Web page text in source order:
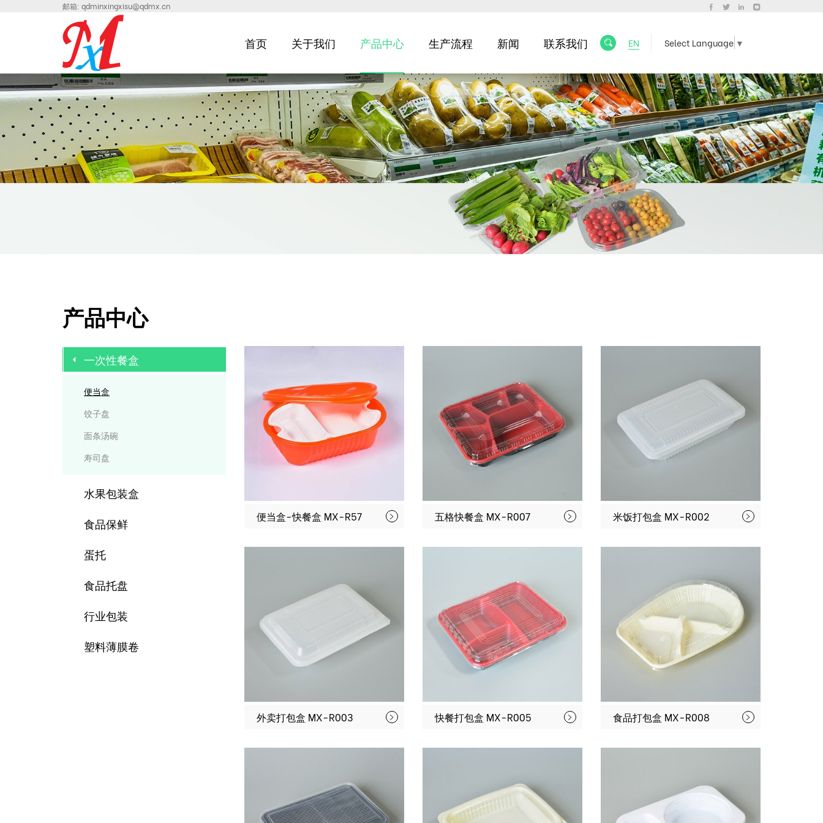
邮箱: qdminxingxisu@qdmx.cn
Select Language ▼
EN
首页 关于我们 产品中心 生产流程 新闻 联系我们
产品中心
一次性餐盒
便当盒
饺子盘
面条汤碗
寿司盘
水果包装盒
食品保鲜
蛋托
食品托盘
行业包装
塑料薄膜卷
便当盒-快餐盒 MX-R57 五格快餐盒 MX-R007 米饭打包盒 MX-R002
外卖打包盒 MX-R003 快餐打包盒 MX-R005 食品打包盒 MX-R008